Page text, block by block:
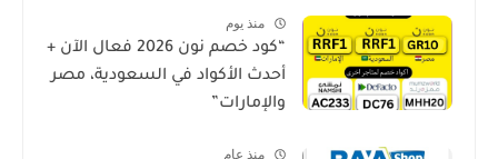
منذ يوم
“كود خصم نون 2026 فعال الآن +
أحدث الأكواد في السعودية، مصر
والإمارات”
منذ عام